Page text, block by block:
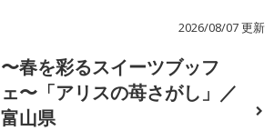
2026/08/07 更新
〜春を彩るスイーツブッフ
ェ〜「アリスの苺さがし」／
富山県